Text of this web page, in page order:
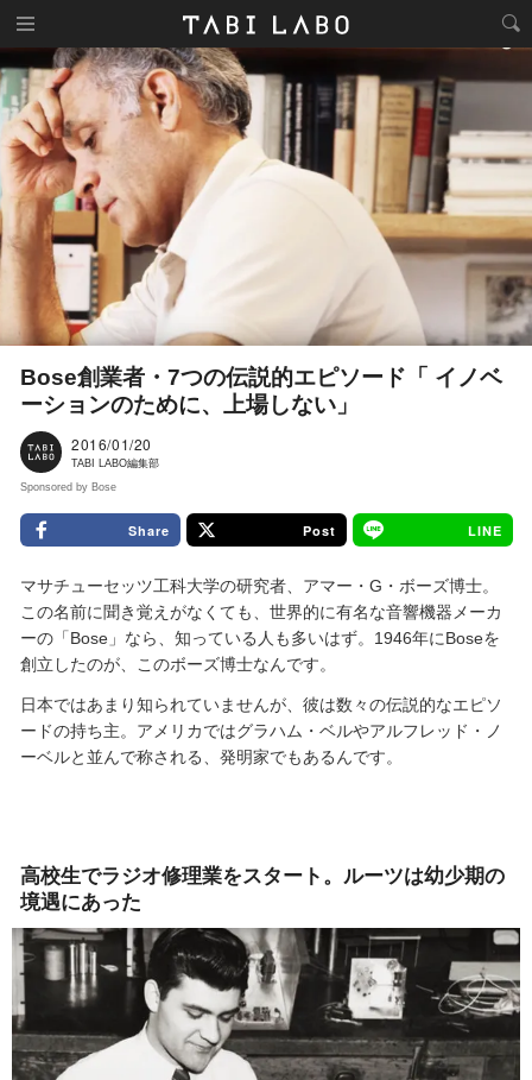
Bose創業者・7つの伝説的エピソード「 イノベ
ーションのために、上場しない」
2016/01/20
TABI LABO編集部
Sponsored by Bose
Share Post LINE
マサチューセッツ工科大学の研究者、アマー・G・ボーズ博士。
この名前に聞き覚えがなくても、世界的に有名な音響機器メーカ
ーの「Bose」なら、知っている人も多いはず。1946年にBoseを
創立したのが、このボーズ博士なんです。
日本ではあまり知られていませんが、彼は数々の伝説的なエピソ
ードの持ち主。アメリカではグラハム・ベルやアルフレッド・ノ
ーベルと並んで称される、発明家でもあるんです。
高校生でラジオ修理業をスタート。ルーツは幼少期の
境遇にあった